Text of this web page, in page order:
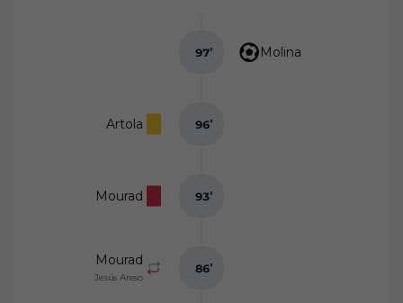
Molina
97’
Artola 96’
Mourad 93’
Mourad
Jesús Areso
86’